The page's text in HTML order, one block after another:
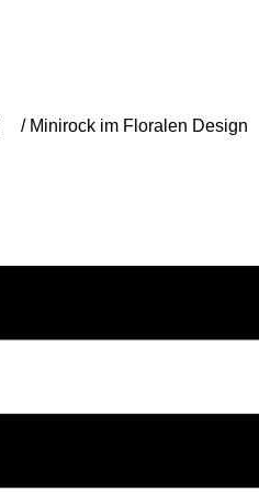
/ Minirock im Floralen Design